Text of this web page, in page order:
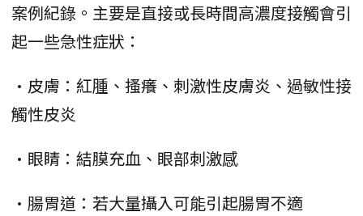
案例紀錄。主要是直接或長時間高濃度接觸會引
起一些急性症狀：
•皮膚：紅腫、搔癢、刺激性皮膚炎、過敏性接
觸性皮炎
•眼睛：結膜充血、眼部刺激感
•腸胃道：若大量攝入可能引起腸胃不適